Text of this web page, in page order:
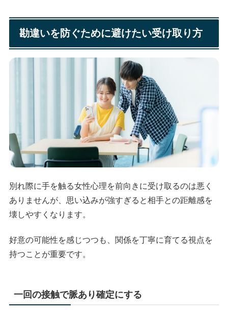
勘違いを防ぐために避けたい受け取り方
別れ際に手を触る女性心理を前向きに受け取るのは悪く
ありませんが、思い込みが強すぎると相手との距離感を
壊しやすくなります。
好意の可能性を感じつつも、関係を丁寧に育てる視点を
持つことが重要です。
一回の接触で脈あり確定にする